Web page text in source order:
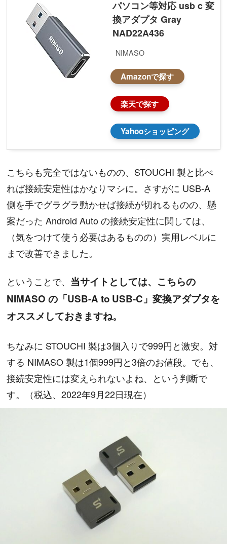
パソコン等対応 usb c 変
換アダプタ Gray
NAD22A436
NIMASO
Amazonで探す
楽天で探す
Yahooショッピング
こちらも完全ではないものの、STOUCHI 製と比べ
れば接続安定性はかなりマシに。さすがに USB-A
側を手でグラグラ動かせば接続が切れるものの、懸
案だった Android Auto の接続安定性に関しては、
（気をつけて使う必要はあるものの）実用レベルに
まで改善できました。
ということで、 当サイトとしては、こちらの
NIMASO の「USB-A to USB-C」変換アダプタを
オススメしておきますね。
ちなみに STOUCHI 製は3個入りで999円と激安。対
する NIMASO 製は1個999円と3倍のお値段。でも、
接続安定性には変えられないよね、という判断で
す。（税込、2022年9月22日現在）